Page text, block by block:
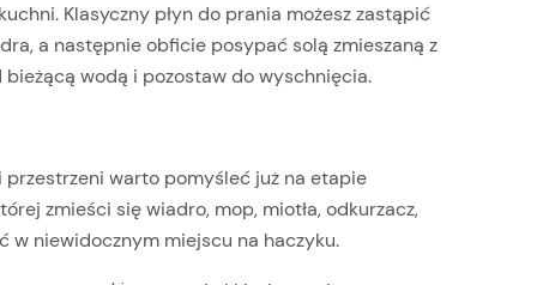
Klasyczny płyn do prania możesz zastąpić
a następnie obficie posypać solą zmieszaną z
bieżącą wodą i pozostaw do wyschnięcia.
warto pomyśleć już na etapie
zmieści się wiadro, mop, miotła, odkurzacz,
w niewidocznym miejscu na haczyku.